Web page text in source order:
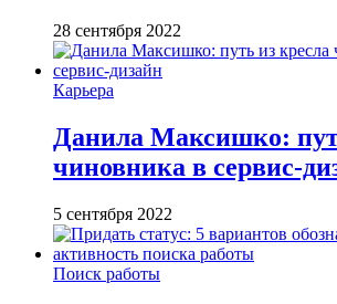
28 сентября 2022
Карьера
Данила Максишко:
чиновника в сервис-
5 сентября 2022
Поиск работы